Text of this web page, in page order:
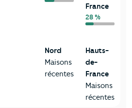
France
28 %
Nord
Maisons
récentes
Hauts-
de-
France
Maisons
récentes